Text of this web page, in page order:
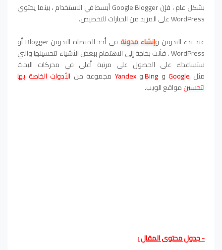
بشكل عام ، فإن Google Blogger أبسط في الاستخدام ، بينما يحتوي
WordPress على المزيد من الخيارات للتخصيص.
عند بدء التدوين وإنشاء مدونة
في أحد المنصاة التدوين Blogger أو
WordPress . فأنت بحاجة إلى الاهتمام ببعض الأشياء لتحسينها والتي
ستساعدك على الحصول على مرتبة أعلى في محركات البحث
مثل Googleو Bing.وYandex مجموعة من الأدوات الخاصة بها
لتحسينمواقع الويب.
- جدول محتوى المقال :